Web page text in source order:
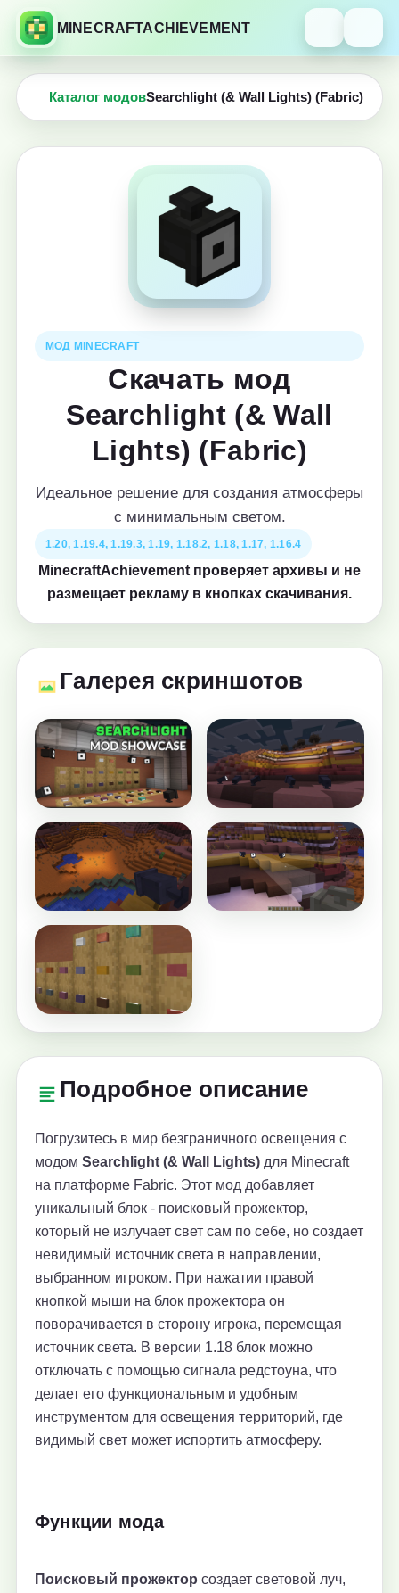
MINECRAFTACHIEVEMENT
Каталог модовSearchlight (& Wall Lights) (Fabric)
МОД MINECRAFT
Скачать мод
Searchlight (& Wall
Lights) (Fabric)
Идеальное решение для создания атмосферы
с минимальным светом.
1.20, 1.19.4, 1.19.3, 1.19, 1.18.2, 1.18, 1.17, 1.16.4
MinecraftAchievement проверяет архивы и не
размещает рекламу в кнопках скачивания.
Галерея скриншотов
Подробное описание
Погрузитесь в мир безграничного освещения с
модом Searchlight (& Wall Lights) для Minecraft
на платформе Fabric. Этот мод добавляет
уникальный блок - поисковый прожектор,
который не излучает свет сам по себе, но создает
невидимый источник света в направлении,
выбранном игроком. При нажатии правой
кнопкой мыши на блок прожектора он
поворачивается в сторону игрока, перемещая
источник света. В версии 1.18 блок можно
отключать с помощью сигнала редстоуна, что
делает его функциональным и удобным
инструментом для освещения территорий, где
видимый свет может испортить атмосферу.
Функции мода
Поисковый прожектор создает световой луч,